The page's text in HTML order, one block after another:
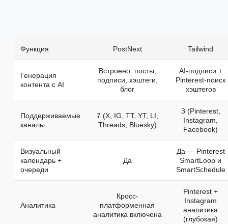
Функция PostNext Tailwind
Генерация
контента с AI
Встроено: посты,
подписи, хэштеги,
блог
AI-подписи +
Pinterest-поиск
хэштегов
Поддерживаемые
каналы
7 (X, IG, TT, YT, LI,
Threads, Bluesky)
3 (Pinterest,
Instagram,
Facebook)
Визуальный
календарь +
очереди
Да
Да — Pinterest
SmartLoop и
SmartSchedule
Аналитика
Кросс-
платформенная
аналитика включена
Pinterest +
Instagram
аналитика
(глубокая)